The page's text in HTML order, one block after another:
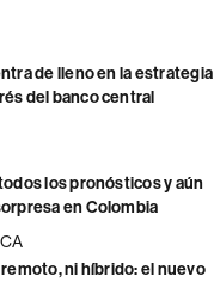
de lleno en la estrategia
del banco central
los pronósticos y aún
en Colombia
ni híbrido: el nuevo